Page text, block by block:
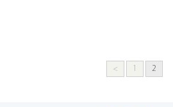
< 1 2